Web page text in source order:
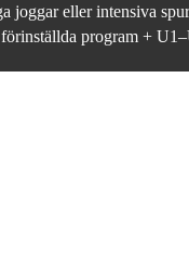
joggar eller intensiva
program +